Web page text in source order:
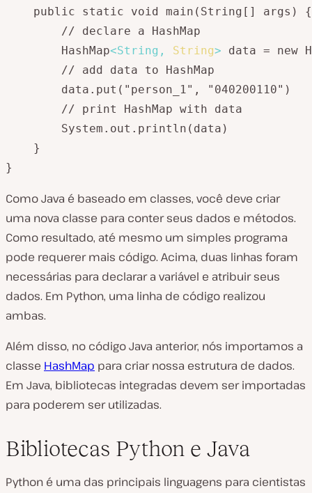
    public static void main(String[] args) {
        // declare a HashMap
        HashMap
<String, String> data = new
        // add data to HashMap
        data.put("person_1", "040200110")
        // print HashMap with data
        System.out.println(data)
    }
}
Como Java é baseado em classes, você deve criar
uma nova classe para conter seus dados e métodos.
Como resultado, até mesmo um simples programa
pode requerer mais código. Acima, duas linhas foram
necessárias para declarar a variável e atribuir seus
dados. Em Python, uma linha de código realizou
ambas.
Além disso, no código Java anterior, nós importamos a
classe HashMap para criar nossa estrutura de dados.
Em Java, bibliotecas integradas devem ser importadas
para poderem ser utilizadas.
Bibliotecas Python e Java
Python é uma das principais linguagens para cientistas